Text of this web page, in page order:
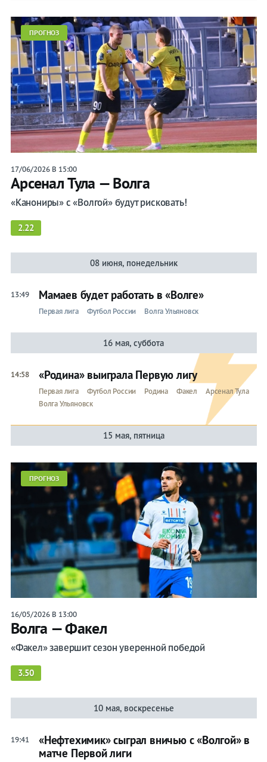
ПРОГНОЗ
17/06/2026 В 15:00
Арсенал Тула — Волга
«Канониры» с «Волгой» будут рисковать!
2.22
08 июня, понедельник
13:49 Мамаев будет работать в «Волге»
Первая лига Футбол России Волга Ульяновск
16 мая, суббота
14:58 «Родина» выиграла Первую лигу
Первая лига Футбол России Родина Факел
Арсенал Тула
Волга Ульяновск
15 мая, пятница
ПРОГНОЗ
16/05/2026 В 13:00
Волга — Факел
«Факел» завершит сезон уверенной победой
3.50
10 мая, воскресенье
19:41
«Нефтехимик» сыграл вничью с «Волгой» в
матче Первой лиги